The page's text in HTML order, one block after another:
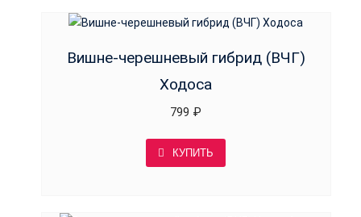
Вишне-черешневый гибрид (ВЧГ)
Ходоса
799 ₽
КУПИТЬ